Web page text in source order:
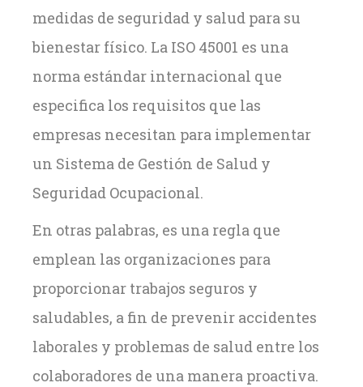
medidas de seguridad y salud para su
bienestar físico. La ISO 45001 es una
norma estándar internacional que
especifica los requisitos que las
empresas necesitan para implementar
un Sistema de Gestión de Salud y
Seguridad Ocupacional.
En otras palabras, es una regla que
emplean las organizaciones para
proporcionar trabajos seguros y
saludables, a fin de prevenir accidentes
laborales y problemas de salud entre los
colaboradores de una manera proactiva.